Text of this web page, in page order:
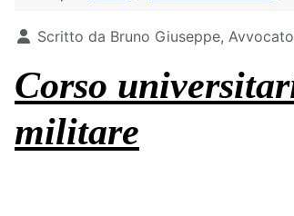
Dettagli
Scritto da Bruno Giuseppe, Avvocato
Corso
militare